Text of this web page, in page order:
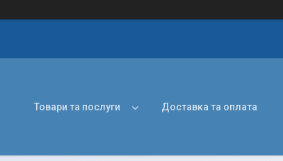
Товари та послуги Доставка та оплата